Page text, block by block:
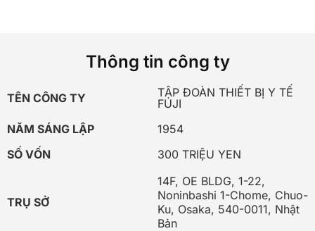
Thông tin công ty
TÊN CÔNG TY
TẬP ĐOÀN THIẾT BỊ Y TẾ
FUJI
NĂM SÁNG LẬP
1954
SỐ VỐN
300 TRIỆU YEN
TRỤ SỞ
14F, OE BLDG, 1-22,
Noninbashi 1-Chome, Chuo-
Ku, Osaka, 540-0011, Nhật
Bản